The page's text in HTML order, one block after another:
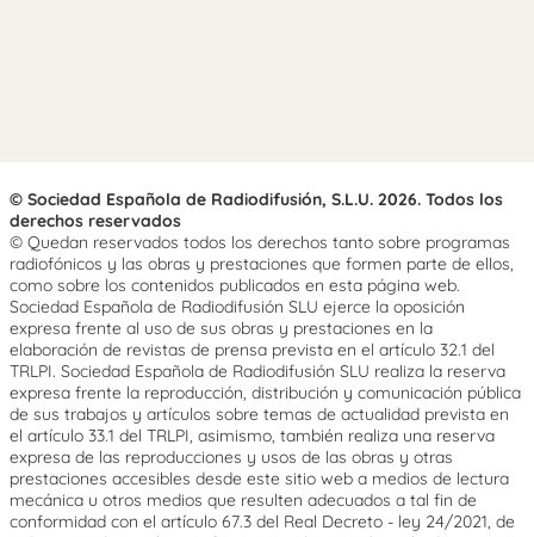
© Sociedad Española de Radiodifusión, S.L.U. 2026. Todos los
derechos reservados
© Quedan reservados todos los derechos tanto sobre programas
radiofónicos y las obras y prestaciones que formen parte de ellos,
como sobre los contenidos publicados en esta página web.
Sociedad Española de Radiodifusión SLU ejerce la oposición
expresa frente al uso de sus obras y prestaciones en la
elaboración de revistas de prensa prevista en el artículo 32.1 del
TRLPI. Sociedad Española de Radiodifusión SLU realiza la reserva
expresa frente la reproducción, distribución y comunicación pública
de sus trabajos y artículos sobre temas de actualidad prevista en
el artículo 33.1 del TRLPI, asimismo, también realiza una reserva
expresa de las reproducciones y usos de las obras y otras
prestaciones accesibles desde este sitio web a medios de lectura
mecánica u otros medios que resulten adecuados a tal fin de
conformidad con el artículo 67.3 del Real Decreto - ley 24/2021, de